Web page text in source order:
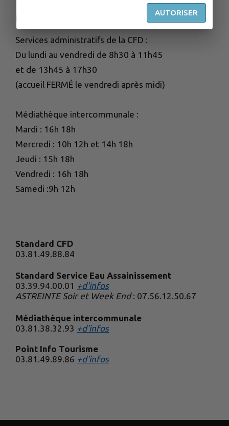
HORAIRES D'OUVERTURE
Services administratifs de la CFD :
Du lundi au vendredi de 8h30 à 11h45
et de 13h45 à 17h30
(accueil FERMÉ le vendredi après midi)
Médiathèque intercommunale :
Mardi : 16h 18h
Mercredi : 10h 12h et 14h 18h
Jeudi : 15h 18h
Vendredi : 16h 18h
Samedi :9h 12h
Standard CFD
03.81.49.88.84
Standard Service Eau Assainissement
03.39.94.00.01 +d'infos
ASTREINTE Soir et Week End: 07.56.12.50.67
Médiathèque intercommunale
03.81.38.32.93 +d'infos
Point Info Tourisme
03.81.49.89.86 +d'infos
AUTORISER